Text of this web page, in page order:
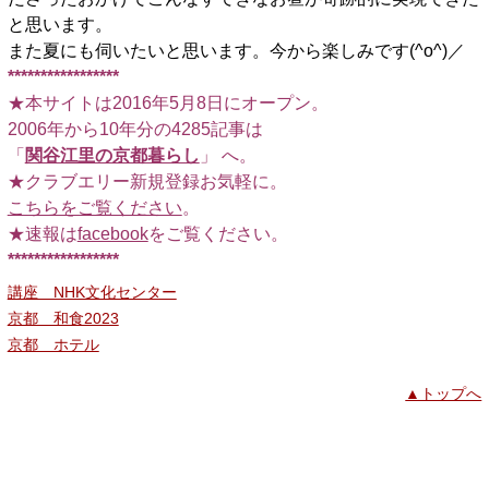
と思います。
また夏にも伺いたいと思います。今から楽しみです(^o^)／
*****************
★本サイトは2016年5月8日にオープン。
2006年から10年分の4285記事は
「 関谷江里の京都暮らし 」 へ。
★クラブエリー新規登録お気軽に。
こちらをご覧ください。
★速報はfacebookをご覧ください。
*****************
講座 NHK文化センター
京都 和食2023
京都 ホテル
▲トップへ